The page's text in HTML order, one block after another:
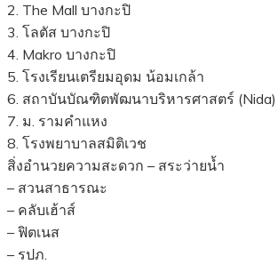
2. The Mall บางกะปิ
3. โลตัส บางกะปิ
4. Makro บางกะปิ
5. โรงเรียนเตรียมอุดม น้อมเกล้า
6. สถาบันบัณฑิตพัฒนาบริหารศาสตร์ (Nida)
7. ม. รามคำแหง
8. โรงพยาบาลสมิติเวช
สิ่งอำนวยความสะดวก – สระว่ายน้ำ
– สวนสาธารณะ
– คลับเฮ้าส์
– ฟิตเนส
– รปภ.